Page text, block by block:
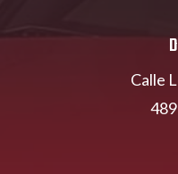
Calle